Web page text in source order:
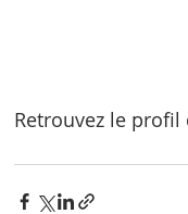
Retrouvez le